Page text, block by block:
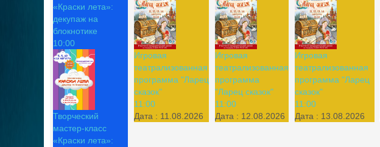
«Краски лета»:
декупаж на
блокнотике
10:00
Творческий
мастер-класс
«Краски лета»:
Игровая
театрализованная
программа "Ларец
сказок"
11:00
Дата : 11.08.2026
Игровая
театрализованная
программа
"Ларец сказок"
11:00
Дата : 12.08.2026
Игровая
театрализованная
программа "Ларец
сказок"
11:00
Дата : 13.08.2026